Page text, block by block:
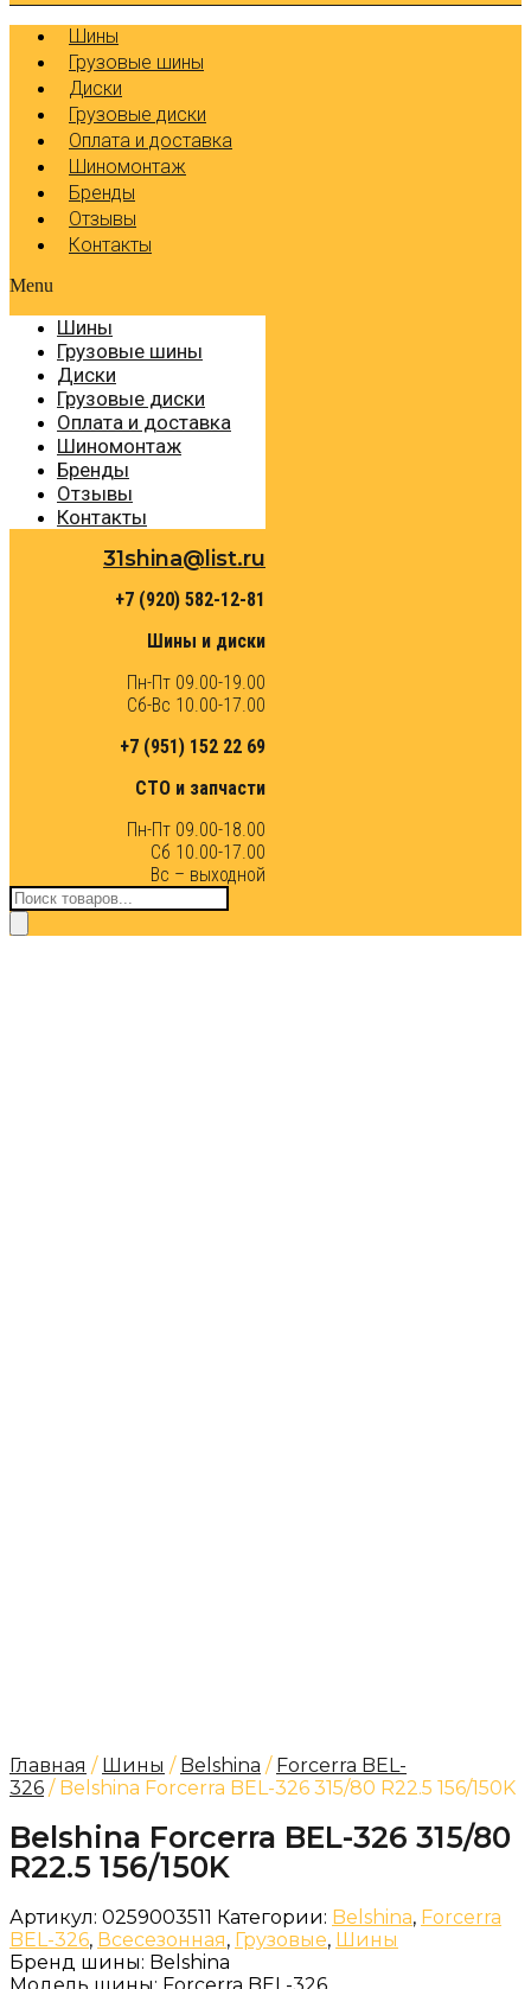
Шины
Грузовые шины
Диски
Грузовые диски
Оплата и доставка
Шиномонтаж
Бренды
Отзывы
Контакты
Menu
Шины
Грузовые шины
Диски
Грузовые диски
Оплата и доставка
Шиномонтаж
Бренды
Отзывы
Контакты
31shina@list.ru
+7 (920) 582-12-81
Шины и диски
Пн-Пт 09.00-19.00
Сб-Вс 10.00-17.00
+7 (951) 152 22 69
СТО и запчасти
Пн-Пт 09.00-18.00
Сб 10.00-17.00
Вс – выходной
Поиск
товаров
Главная / Шины / Belshina / Forcerra BEL-
326 / Belshina Forcerra BEL-326 315/80 R22.5 156/150K
Belshina Forcerra BEL-326 315/80
R22.5 156/150K
Артикул: 0259003511 Категории: Belshina, Forcerra
BEL-326, Всесезонная, Грузовые, Шины
Бренд шины: Belshina